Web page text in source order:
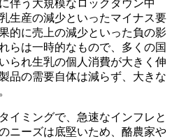
伴う大規模なロックダウン中
生産の減少といったマイナス要
的に売上の減少といった負の影
らは一時的なもので、多くの国
られ生乳の個人消費が大きく伸
品の需要自体は減らず、大きな
イミングで、急速なインフレと
ニーズは底堅いため、酪農家や